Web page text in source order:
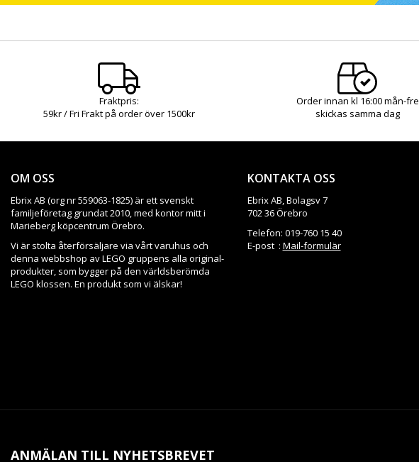
Fraktpris:
59kr / Fri Frakt på order över 1500kr
Order innan kl 16:00 mån-fre
skickas samma dag
OM OSS
Ebrix AB (org nr 559063-1825) är ett svenskt
familjeföretag grundat 2010, med kontor mitt i
Marieberg köpcentrum Örebro.
Vi är stolta återförsäljare via vårt varuhus och
denna webbshop av LEGO gruppens alla original-
produkter, som bygger på den världsberömda
LEGO klossen. En produkt som vi älskar!
KONTAKTA OSS
Ebrix AB, Bolagsv 7
702 36 Örebro
Telefon: 019-760 15 40
E-post : Mail-formulär
ANMÄLAN TILL NYHETSBREVET